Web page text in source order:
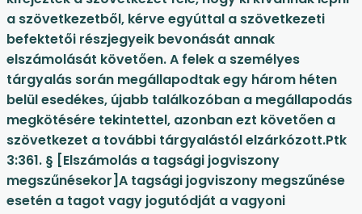
a szövetkezetből, kérve egyúttal a szövetkezeti
befektetői részjegyeik bevonását annak
elszámolását követően. A felek a személyes
tárgyalás során megállapodtak egy három héten
belül esedékes, újabb találkozóban a megállapodás
megkötésére tekintettel, azonban ezt követően a
szövetkezet a további tárgyalástól elzárkózott.Ptk
3:361. § [Elszámolás a tagsági jogviszony
megszűnésekor]A tagsági jogviszony megszűnése
esetén a tagot vagy jogutódját a vagyoni